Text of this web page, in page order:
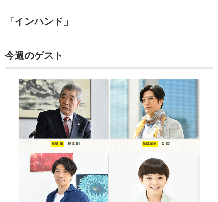
「インハンド」
今週のゲスト